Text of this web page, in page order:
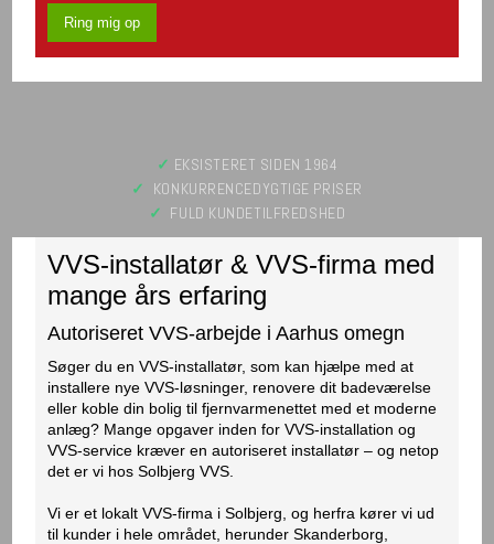
✓ ​ EKSISTERET SIDEN 1964
✓
​ KONKURRENCEDYGTIGE PRISER
✓ FULD KUNDETILFREDSHED​​
VVS-installatør & VVS-firma med
mange års erfaring
Autoriseret VVS-arbejde i Aarhus omegn
​Søger du en VVS-installatør, som kan hjælpe med at
installere nye VVS-løsninger, renovere dit badeværelse
eller koble din bolig til fjernvarmenettet med et moderne
anlæg? Mange opgaver inden for VVS-installation og
VVS-service kræver en autoriseret installatør – og netop
det er vi hos Solbjerg VVS.
Vi er et lokalt VVS-firma i Solbjerg, og herfra kører vi ud
til kunder i hele området, herunder Skanderborg,